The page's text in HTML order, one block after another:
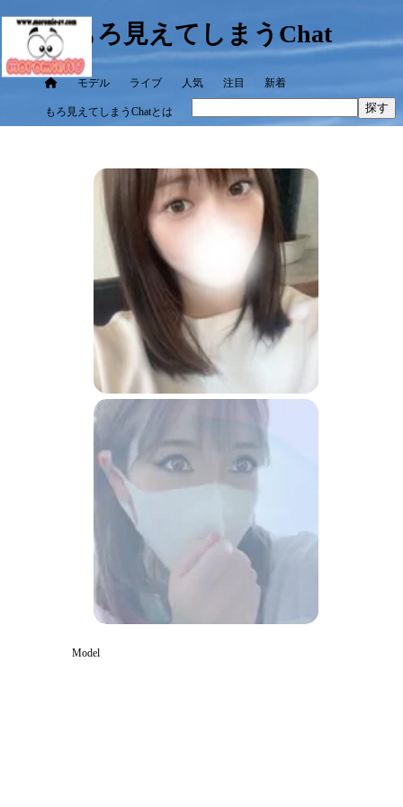
もろ見えてしまうChat
モデル ライブ 人気 注目 新着
もろ見えてしまうChatとは 探す
Model